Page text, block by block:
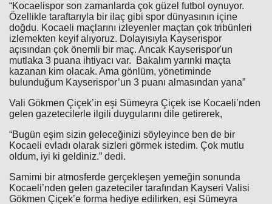
“Kocaelispor son zamanlarda çok güzel futbol oynuyor.
Özellikle taraftarıyla bir ilaç gibi spor dünyasının içine
doğdu. Kocaeli maçlarını izleyenler maçtan çok tribünleri
izlemekten keyif alıyoruz. Dolayısıyla Kayserispor
açısından çok önemli bir maç. Ancak Kayserispor'un
mutlaka 3 puana ihtiyacı var. Bakalım yarınki maçta
kazanan kim olacak. Ama gönlüm, yönetiminde
bulunduğum Kayserispor’un 3 puanı almasından yana”
Vali Gökmen Çiçek’in eşi Sümeyra Çiçek ise Kocaeli’nden
gelen gazetecilerle ilgili duygularını dile getirerek,
“Bugün eşim sizin geleceğinizi söyleyince ben de bir
Kocaeli evladı olarak sizleri görmek istedim. Çok mutlu
oldum, iyi ki geldiniz.” dedi.
Samimi bir atmosferde gerçekleşen yemeğin sonunda
Kocaeli’nden gelen gazeteciler tarafından Kayseri Valisi
Gökmen Çiçek’e forma hediye edilirken, eşi Sümeyra
Haberin Doğru Adresi.